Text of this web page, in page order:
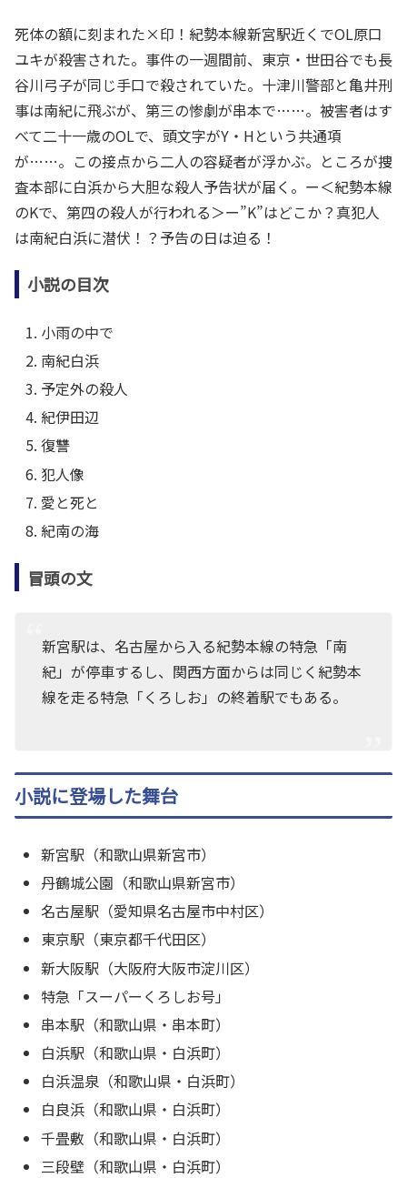
死体の額に刻まれた×印！紀勢本線新宮駅近くでOL原口
ユキが殺害された。事件の一週間前、東京・世田谷でも長
谷川弓子が同じ手口で殺されていた。十津川警部と亀井刑
事は南紀に飛ぶが、第三の惨劇が串本で……。被害者はす
べて二十一歳のOLで、頭文字がY・Hという共通項
が……。この接点から二人の容疑者が浮かぶ。ところが捜
査本部に白浜から大胆な殺人予告状が届く。ー＜紀勢本線
のKで、第四の殺人が行われる＞ー”K”はどこか？真犯人
は南紀白浜に潜伏！？予告の日は迫る！
小説の目次
小雨の中で
南紀白浜
予定外の殺人
紀伊田辺
復讐
犯人像
愛と死と
紀南の海
冒頭の文
新宮駅は、名古屋から入る紀勢本線の特急「南
紀」が停車するし、関西方面からは同じく紀勢本
線を走る特急「くろしお」の終着駅でもある。
小説に登場した舞台
新宮駅（和歌山県新宮市）
丹鶴城公園（和歌山県新宮市）
名古屋駅（愛知県名古屋市中村区）
東京駅（東京都千代田区）
新大阪駅（大阪府大阪市淀川区）
特急「スーパーくろしお号」
串本駅（和歌山県・串本町）
白浜駅（和歌山県・白浜町）
白浜温泉（和歌山県・白浜町）
白良浜（和歌山県・白浜町）
千畳敷（和歌山県・白浜町）
三段壁（和歌山県・白浜町）